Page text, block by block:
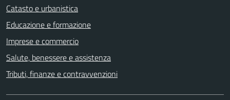
Catasto e urbanistica
Educazione e formazione
Imprese e commercio
Salute, benessere e assistenza
Tributi, finanze e contravvenzioni